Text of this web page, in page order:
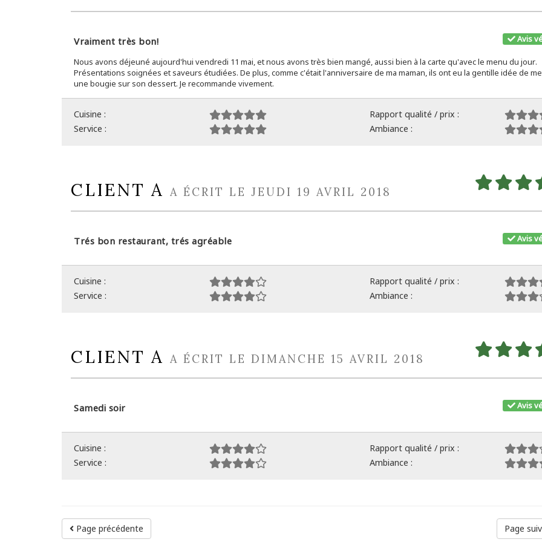
Avis
Vraiment très bon!
Nous avons déjeuné aujourd'hui vendredi 11 mai, et nous avons très bien mangé, aussi bien à la carte qu'avec le menu du jour.
Présentations soignées et saveurs étudiées. De plus, comme c'était l'anniversaire de ma maman, ils ont eu la gentille idée de
une bougie sur son dessert. Je recommande vivement.
Cuisine :
Rapport qualité / prix :
Service :
Ambiance :
CLIENT A A ÉCRIT LE JEUDI 19 AVRIL 2018
Avis
Trés bon restaurant, trés agréable
Cuisine :
Rapport qualité / prix :
Service :
Ambiance :
CLIENT A A ÉCRIT LE DIMANCHE 15 AVRIL 2018
Avis
Samedi soir
Cuisine :
Rapport qualité / prix :
Service :
Ambiance :
Page
Page précédente